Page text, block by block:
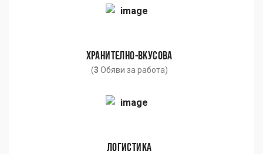
ХРАНИТЕЛНО-ВКУСОВА
(3 Обяви за работа)
ЛОГИСТИКА